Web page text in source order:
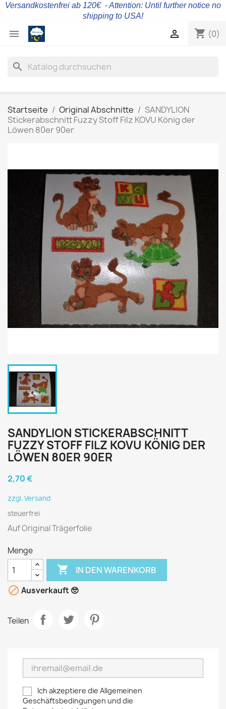
Versandkostenfrei ab 120€ - Attention: Until further notice no
shipping to USA!
 shopping_cart (0)

search
Startseite Original Abschnitte
SANDYLION
Stickerabschnitt Fuzzy Stoff Filz KOVU König der
Löwen 80er 90er
SANDYLION STICKERABSCHNITT
FUZZY STOFF FILZ KOVU KÖNIG DER
LÖWEN 80ER 90ER
2,70 €
zzgl. Versand
steuerfrei
Auf Original Trägerfolie
Menge
 IN DEN WARENKORB
 Ausverkauft 🥺
Teilen
Ich akzeptiere die Allgemeinen
Geschäftsbedingungen und die